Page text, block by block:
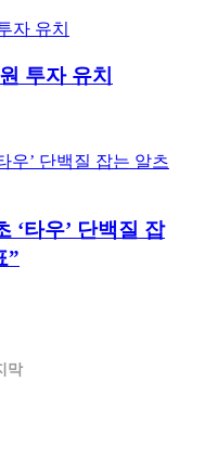
투자 유치
‘타우’ 단백질 잡
”
막